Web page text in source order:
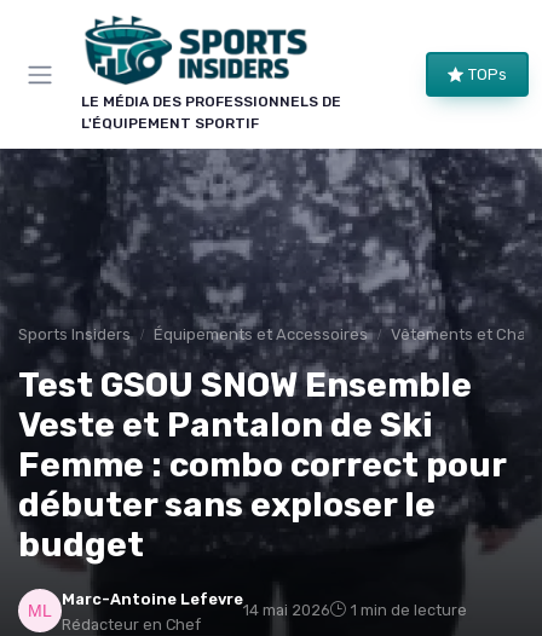
LE MÉDIA DES PROFESSIONNELS DE
L'ÉQUIPEMENT SPORTIF
TOPs
Sports Insiders Équipements et Accessoires Vêtements et
Test GSOU SNOW Ensemble
Veste et Pantalon de Ski
Femme : combo correct pour
débuter sans exploser le
budget
Marc-Antoine Lefevre
Rédacteur en Chef
14 mai 2026 1 min de lecture
Panneau de gestion des cookies